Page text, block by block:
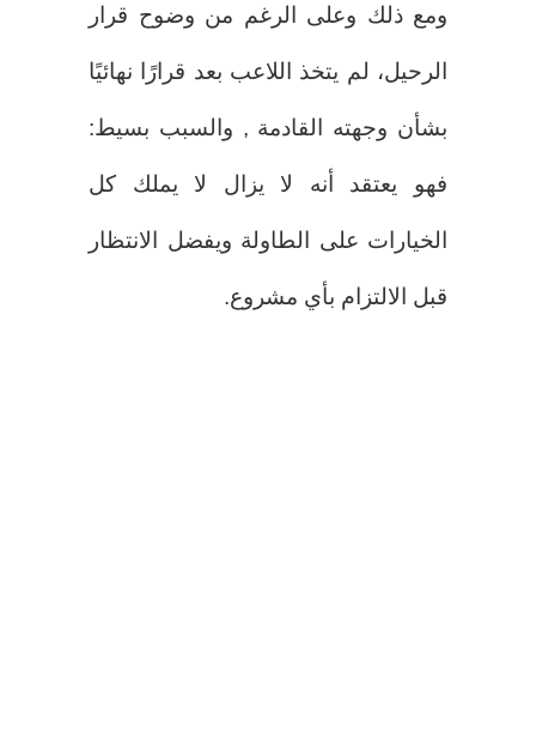
ومع ذلك وعلى الرغم من وضوح قرار
الرحيل، لم يتخذ اللاعب بعد قرارًا نهائيًا
بشأن وجهته القادمة , والسبب بسيط:
فهو يعتقد أنه لا يزال لا يملك كل
الخيارات على الطاولة ويفضل الانتظار
قبل الالتزام بأي مشروع.